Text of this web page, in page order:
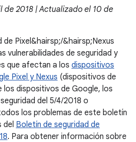
de 2018 | Actualizado el 10 de
de Pixel&hairsp;/&hairsp;Nexus
vulnerabilidades de seguridad y
que afectan a los dispositivos
Pixel y Nexus (dispositivos de
los dispositivos de Google, los
del 5/4/2018 o
los problemas de este boletín
del Boletín de seguridad de
. Para obtener información sobre